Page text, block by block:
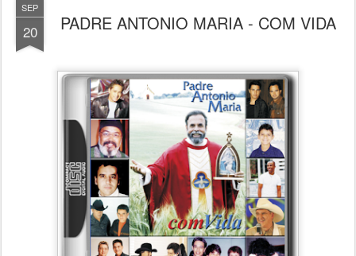
SEP
20 PADRE ANTONIO MARIA - COM VIDA